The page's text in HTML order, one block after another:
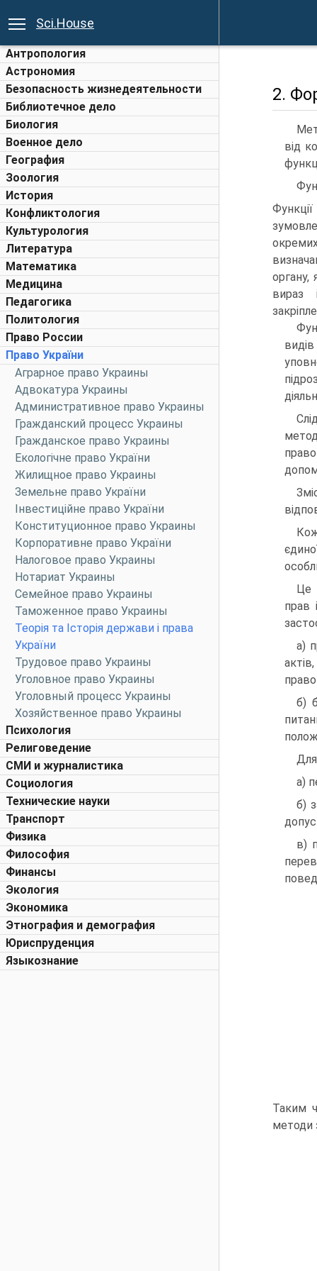
Sci.House
Антропология
Астрономия
Безопасность жизнедеятельности
Библиотечное дело
Биология
Военное дело
География
Зоология
История
Конфликтология
Культурология
Литература
Математика
Медицина
Педагогика
Политология
Право России
Право України
Аграрное право Украины
Адвокатура Украины
Административное право Украины
Гражданский процесс Украины
Гражданское право Украины
Екологічне право України
Жилищное право Украины
Земельне право України
Інвестиційне право України
Конституционное право Украины
Корпоративне право України
Налоговое право Украины
Нотариат Украины
Семейное право Украины
Таможенное право Украины
Теорія та Історія держави і права
України
Трудовое право Украины
Уголовное право Украины
Уголовный процесс Украины
Хозяйственное право Украины
Психология
Религоведение
СМИ и журналистика
Социология
Технические науки
Транспорт
Физика
Философия
Финансы
Экология
Экономика
Этнография и демография
Юриспруденция
Языкознание
2.
від
органу,
вираз
Це
прав
а)
б)
а)
б)
в)
Таким
методи